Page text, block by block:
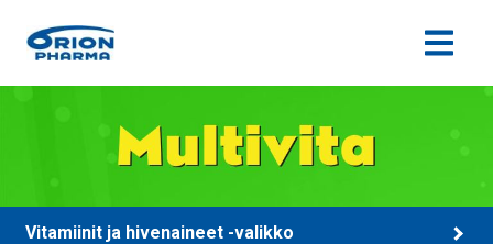
Siirry sisältöön
Vitamiinit ja hivenaineet -valikko